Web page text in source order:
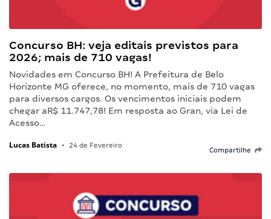
Concurso BH: veja editais previstos para
2026; mais de 710 vagas!
Novidades em Concurso BH! A Prefeitura de Belo
Horizonte MG oferece, no momento, mais de 710 vagas
para diversos cargos. Os vencimentos iniciais podem
chegar aR$ 11.747,78! Em resposta ao Gran, via Lei de
Acesso…
Lucas Batista • 24 de Fevereiro
Compartilhe